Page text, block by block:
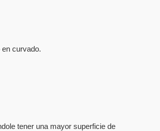
curvado.
tener una mayor superficie de